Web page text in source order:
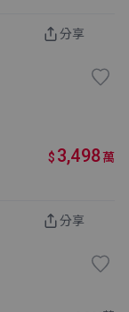
分享
$ 3,498萬
分享